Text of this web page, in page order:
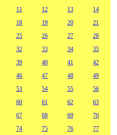
11 12 13
14
18 19 20
21
25 26 27
28
32 33 34
35
39 40 41
42
46 47 48
49
53 54 55
56
60 61 62
63
67 68 69
70
74 75 76
77